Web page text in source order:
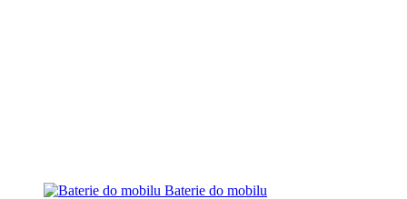
Baterie do mobilu